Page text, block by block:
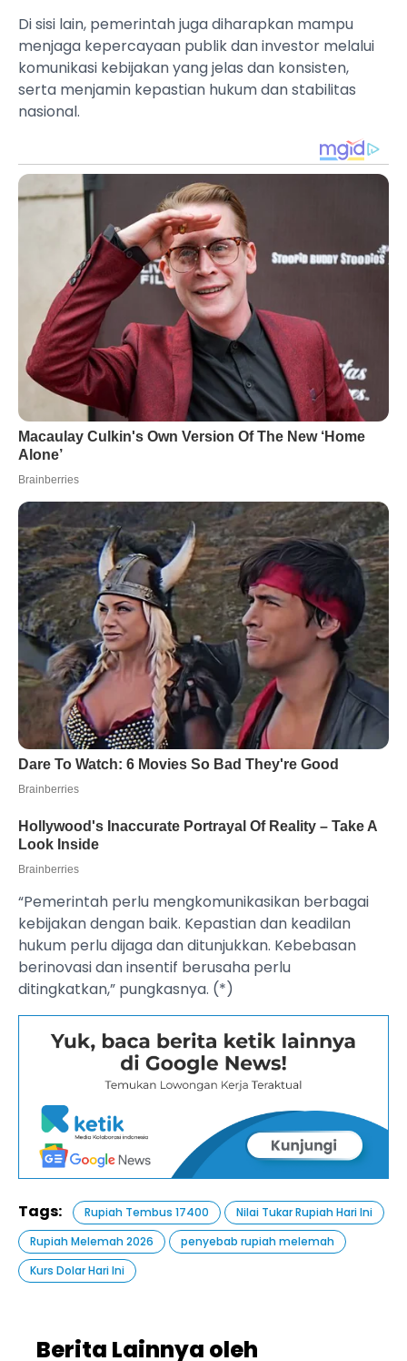
Di sisi lain, pemerintah juga diharapkan mampu
menjaga kepercayaan publik dan investor melalui
komunikasi kebijakan yang jelas dan konsisten,
serta menjamin kepastian hukum dan stabilitas
nasional.
“Pemerintah perlu mengkomunikasikan berbagai
kebijakan dengan baik. Kepastian dan keadilan
hukum perlu dijaga dan ditunjukkan. Kebebasan
berinovasi dan insentif berusaha perlu
ditingkatkan,” pungkasnya. (*)
Tags: Rupiah Tembus 17400
Nilai Tukar Rupiah Hari Ini
Rupiah Melemah 2026
penyebab rupiah melemah
Kurs Dolar Hari Ini
Berita Lainnya oleh